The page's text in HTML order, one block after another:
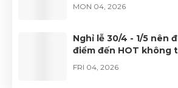
MON 04, 2026
Nghỉ lễ 30/4 - 1/5 nên
điểm đến HOT không
FRI 04, 2026